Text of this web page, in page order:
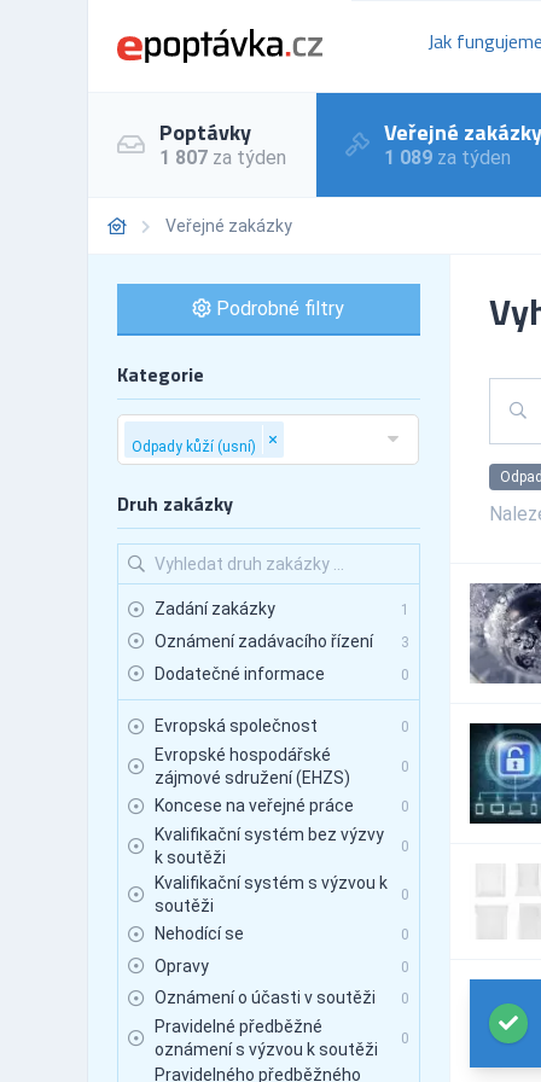
Jak
Poptávky
1 807 za týden
Veřejné zakázky
1 089 za týden
Veřejné zakázky
Podrobné filtry
Kategorie
Druh zakázky
Zadání zakázky 1
Oznámení zadávacího řízení 3
Dodatečné informace 0
Evropská společnost 0
Evropské hospodářské
zájmové sdružení (EHZS)
0
Koncese na veřejné práce 0
Kvalifikační systém bez výzvy
k soutěži
0
Kvalifikační systém s výzvou k
soutěži
0
Nehodící se 0
Opravy 0
Oznámení o účasti v soutěži 0
Pravidelné předběžné
oznámení s výzvou k soutěži
0
Pravidelného předběžného